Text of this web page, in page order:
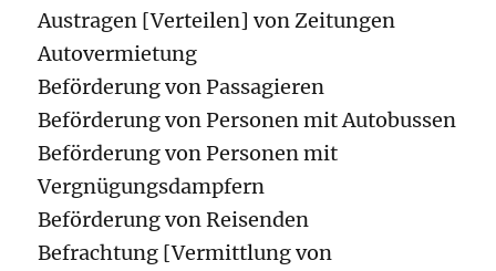
Austragen [Verteilen] von Zeitungen
Autovermietung
Beförderung von Passagieren
Beförderung von Personen mit Autobussen
Beförderung von Personen mit
Vergnügungsdampfern
Beförderung von Reisenden
Befrachtung [Vermittlung von